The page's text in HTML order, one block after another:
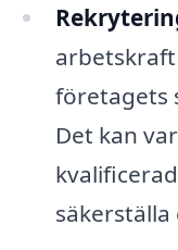
företagets
Det kan